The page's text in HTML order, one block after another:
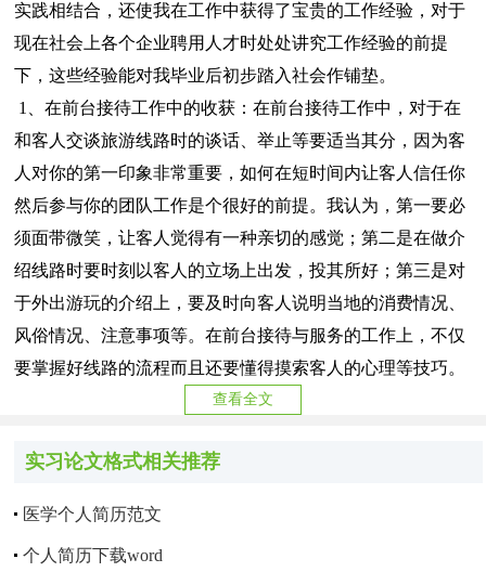
实践相结合，还使我在工作中获得了宝贵的工作经验，对于
现在社会上各个企业聘用人才时处处讲究工作经验的前提
下，这些经验能对我毕业后初步踏入社会作铺垫。
1、在前台接待工作中的收获：在前台接待工作中，对于在
和客人交谈旅游线路时的谈话、举止等要适当其分，因为客
人对你的第一印象非常重要，如何在短时间内让客人信任你
然后参与你的团队工作是个很好的前提。我认为，第一要必
须面带微笑，让客人觉得有一种亲切的感觉；第二是在做介
绍线路时要时刻以客人的立场上出发，投其所好；第三是对
于外出游玩的介绍上，要及时向客人说明当地的消费情况、
风俗情况、注意事项等。在前台接待与服务的工作上，不仅
要掌握好线路的流程而且还要懂得摸索客人的心理等技巧。
查看全文
实习论文格式相关推荐
医学个人简历范文
个人简历下载word